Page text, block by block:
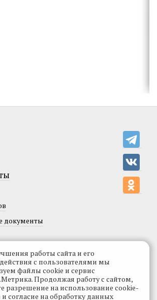
документы
работы сайта и его
с пользователями мы
файлы cookie и сервис
Продолжая работу с сайтом,
разрешение на использование cookie-
согласие на обработку данных